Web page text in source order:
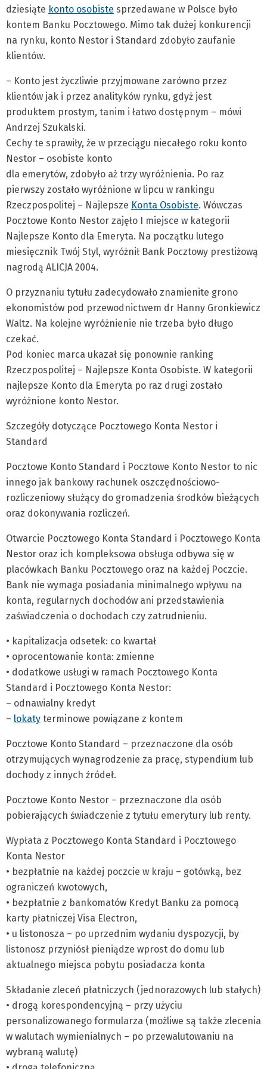
dziesiąte konto osobiste sprzedawane w Polsce było
kontem Banku Pocztowego. Mimo tak dużej konkurencji
na rynku, konto Nestor i Standard zdobyło zaufanie
klientów.
– Konto jest życzliwie przyjmowane zarówno przez
klientów jak i przez analityków rynku, gdyż jest
produktem prostym, tanim i łatwo dostępnym – mówi
Andrzej Szukalski.
Cechy te sprawiły, że w przeciągu niecałego roku konto
Nestor – osobiste konto
dla emerytów, zdobyło aż trzy wyróżnienia. Po raz
pierwszy zostało wyróżnione w lipcu w rankingu
Rzeczpospolitej – Najlepsze Konta Osobiste. Wówczas
Pocztowe Konto Nestor zajęło I miejsce w kategorii
Najlepsze Konto dla Emeryta. Na początku lutego
miesięcznik Twój Styl, wyróżnił Bank Pocztowy prestiżową
nagrodą ALICJA 2004.
O przyznaniu tytułu zadecydowało znamienite grono
ekonomistów pod przewodnictwem dr Hanny Gronkiewicz
Waltz. Na kolejne wyróżnienie nie trzeba było długo
czekać.
Pod koniec marca ukazał się ponownie ranking
Rzeczpospolitej – Najlepsze Konta Osobiste. W kategorii
najlepsze Konto dla Emeryta po raz drugi zostało
wyróżnione konto Nestor.
Szczegóły dotyczące Pocztowego Konta Nestor i
Standard
Pocztowe Konto Standard i Pocztowe Konto Nestor to nic
innego jak bankowy rachunek oszczędnościowo-
rozliczeniowy służący do gromadzenia środków bieżących
oraz dokonywania rozliczeń.
Otwarcie Pocztowego Konta Standard i Pocztowego Konta
Nestor oraz ich kompleksowa obsługa odbywa się w
placówkach Banku Pocztowego oraz na każdej Poczcie.
Bank nie wymaga posiadania minimalnego wpływu na
konta, regularnych dochodów ani przedstawienia
zaświadczenia o dochodach czy zatrudnieniu.
• kapitalizacja odsetek: co kwartał
• oprocentowanie konta: zmienne
• dodatkowe usługi w ramach Pocztowego Konta
Standard i Pocztowego Konta Nestor:
– odnawialny kredyt
– lokaty terminowe powiązane z kontem
Pocztowe Konto Standard – przeznaczone dla osób
otrzymujących wynagrodzenie za pracę, stypendium lub
dochody z innych źródeł.
Pocztowe Konto Nestor – przeznaczone dla osób
pobierających świadczenie z tytułu emerytury lub renty.
Wypłata z Pocztowego Konta Standard i Pocztowego
Konta Nestor
• bezpłatnie na każdej poczcie w kraju – gotówką, bez
ograniczeń kwotowych,
• bezpłatnie z bankomatów Kredyt Banku za pomocą
karty płatniczej Visa Electron,
• u listonosza – po uprzednim wydaniu dyspozycji, by
listonosz przyniósł pieniądze wprost do domu lub
aktualnego miejsca pobytu posiadacza konta
Składanie zleceń płatniczych (jednorazowych lub stałych)
• drogą korespondencyjną – przy użyciu
personalizowanego formularza (możliwe są także zlecenia
w walutach wymienialnych – po przewalutowaniu na
wybraną walutę)